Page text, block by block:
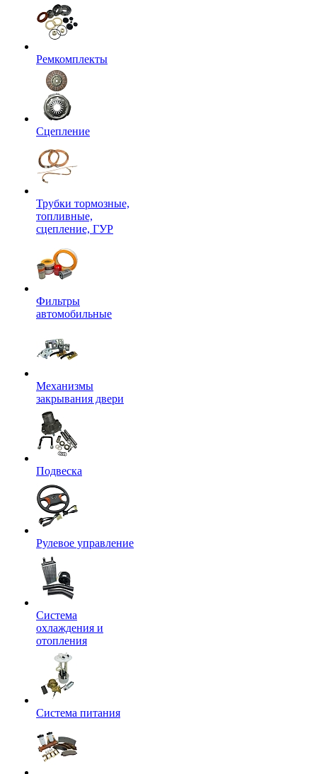
Ремкомплекты
Сцепление
Трубки тормозные,
топливные,
сцепление, ГУР
Фильтры
автомобильные
Механизмы
закрывания двери
Подвеска
Рулевое управление
Система
охлаждения и
отопления
Система питания